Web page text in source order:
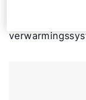
eenvoudig het